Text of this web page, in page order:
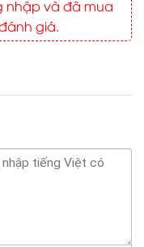
nhập và đã mua
giá.